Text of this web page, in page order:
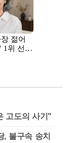
고도의 사기"
불구속 송치